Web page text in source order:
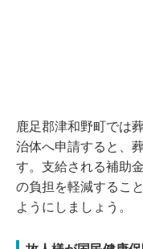
鹿足郡津和野町では
治体へ申請すると、
す。支給される補助
の負担を軽減するこ
ようにしましょう。